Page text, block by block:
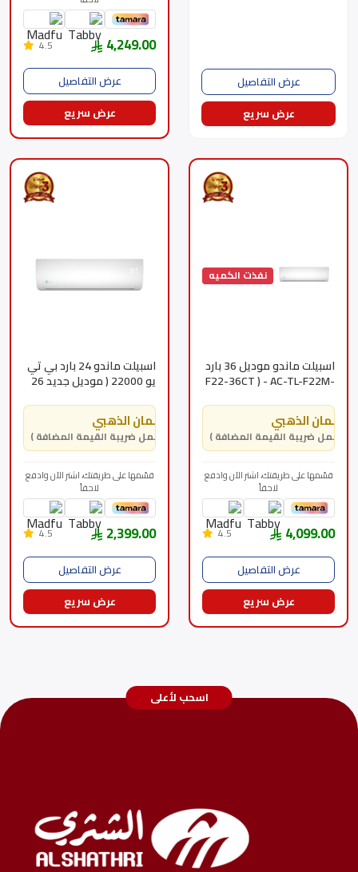
عرض التفاصيل
عرض سريع
4,249.00
4.5
عرض التفاصيل
عرض سريع
نفذت الكميه
اسبيلت ماندو موديل 36 بارد
F22-36CT ) - AC-TL-F22M-
الضمان الذهبي
قسّمها على طريقتك، اشتر الآن وادفع
لاحقاً
4,099.00
4.5
عرض التفاصيل
عرض سريع
اسبيلت ماندو 24 بارد بي تي
يو 22000 ( موديل جديد 26
F26TP-24C
الضمان الذهبي
قسّمها على طريقتك، اشتر الآن وادفع
لاحقاً
2,399.00
4.5
عرض التفاصيل
عرض سريع
اسحب لأعلى